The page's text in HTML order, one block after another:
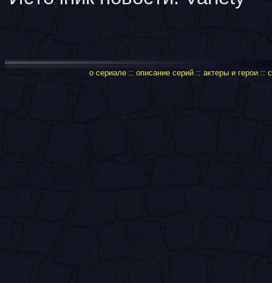
о сериале:: описание серий:: актеры и герои::